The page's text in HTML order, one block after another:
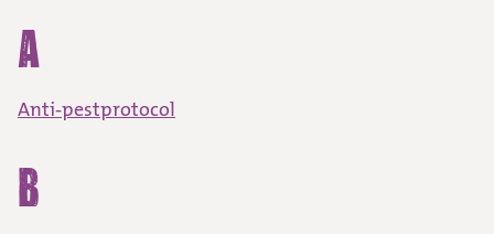
Schoolgids
A
Anti-pestprotocol
B